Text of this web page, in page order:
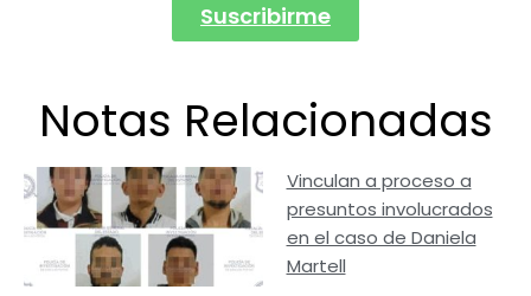
Suscribirme
Notas Relacionadas
Vinculan a proceso a
presuntos involucrados
en el caso de Daniela
Martell